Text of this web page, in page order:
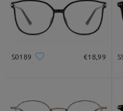
La silhouette cat-eye
S0189 €18,99